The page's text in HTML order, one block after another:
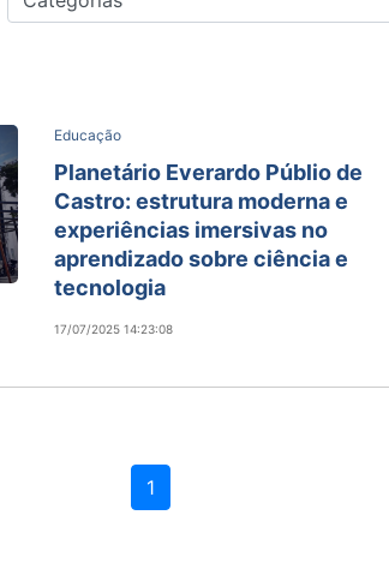
Educação
Planetário Everardo Públio de
Castro: estrutura moderna e
experiências imersivas no
aprendizado sobre ciência e
tecnologia
17/07/2025 14:23:08
1